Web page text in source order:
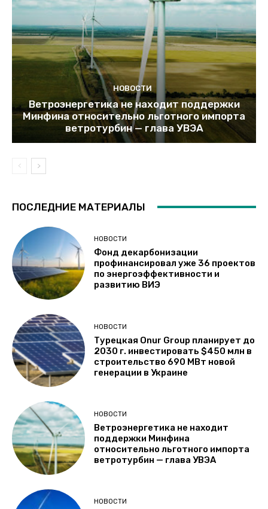
НОВОСТИ
Ветроэнергетика не находит поддержки
Минфина относительно льготного импорта
ветротурбин — глава УВЭА
ПОСЛЕДНИЕ МАТЕРИАЛЫ
НОВОСТИ
Фонд декарбонизации
профинансировал уже 36 проектов
по энергоэффективности и
развитию ВИЭ
НОВОСТИ
Турецкая Onur Group планирует до
2030 г. инвестировать $450 млн в
строительство 690 МВт новой
генерации в Украине
НОВОСТИ
Ветроэнергетика не находит
поддержки Минфина
относительно льготного импорта
ветротурбин — глава УВЭА
НОВОСТИ